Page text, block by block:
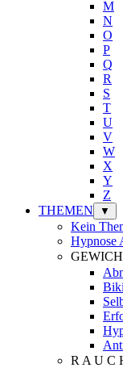
M
N
O
P
Q
R
S
T
U
V
W
X
Y
Z
THEMEN
▼
Kein
Hypnose
R A U C